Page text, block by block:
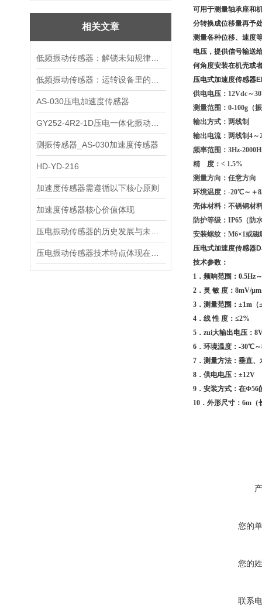
相关文章
AS-030压电加速度传感器
测振传感器_AS-030加速度传感器
HD-YD-216
加速度传感器需遵循以下核心原则
加速度传感器核心价值体现
可用于测量轴承座和
分转换成位移量再予
测量各种位移、速度
电压，提供信号输送
何角度安装在机壳或
压电式加速度传感器
供电电压：12Vdc～
测量范围：0-100g（
输出方式：两线制
输出电流：两线制4
频率范围：3Hz-
精 度：< 1.5%
测量方向：任意方向
环境温度：-20℃～＋
壳体材料：不锈钢材
防护等级：IP65（防
安装螺纹：M6×1或磁
压电式加速度传感器
技术参数：
1．频响范围：0.5Hz
2．灵 敏 度：8mV/
3．测量范围：±1m（
4．线 性 度：≤2%
5．zui大输出电压：
6．环境温度：-30℃
7．测量方法：垂直、
8．供电电压：±12V
9．安装方式：在Φ56
10．外形尺寸：6m（
您的
您的
联系